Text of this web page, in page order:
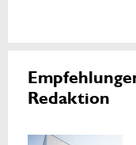
Redaktion